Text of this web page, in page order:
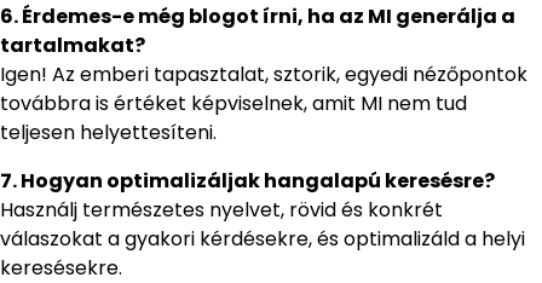
6. Érdemes-e még blogot írni, ha az MI generálja a
tartalmakat?
Igen! Az emberi tapasztalat, sztorik, egyedi nézőpontok
továbbra is értéket képviselnek, amit MI nem tud
teljesen helyettesíteni.
7. Hogyan optimalizáljak hangalapú keresésre?
Használj természetes nyelvet, rövid és konkrét
válaszokat a gyakori kérdésekre, és optimalizáld a helyi
keresésekre.